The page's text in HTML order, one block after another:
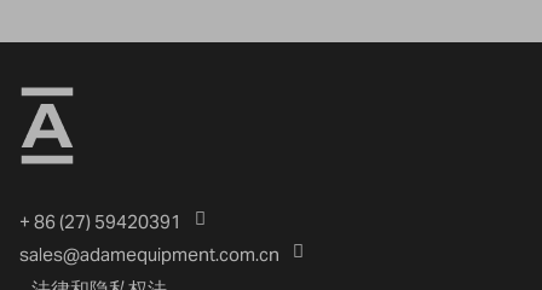
+ 86 (27) 59420391
sales@adamequipment.com.cn